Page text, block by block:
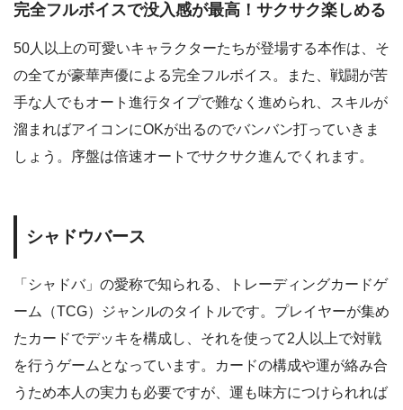
完全フルボイスで没入感が最高！サクサク楽しめる
50人以上の可愛いキャラクターたちが登場する本作は、そ
の全てが豪華声優による完全フルボイス。また、戦闘が苦
手な人でもオート進行タイプで難なく進められ、スキルが
溜まればアイコンにOKが出るのでバンバン打っていきま
しょう。序盤は倍速オートでサクサク進んでくれます。
シャドウバース
「シャドバ」の愛称で知られる、トレーディングカードゲ
ーム（TCG）ジャンルのタイトルです。プレイヤーが集め
たカードでデッキを構成し、それを使って2人以上で対戦
を行うゲームとなっています。カードの構成や運が絡み合
うため本人の実力も必要ですが、運も味方につけられれば